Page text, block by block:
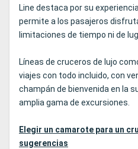
Line destaca por su
permite a los pasajeros
limitaciones de tiempo ni de
Líneas de cruceros de lujo
viajes con todo incluido, con
champán de bienvenida en la
amplia gama de excursiones.
Elegir un camarote para un
sugerencias